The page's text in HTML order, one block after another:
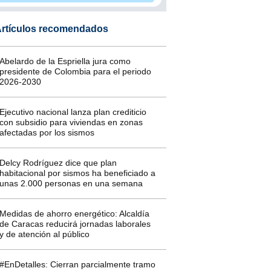
recomendados
de la Espriella jura como
de Colombia para el periodo
2030
nacional lanza plan crediticio
subsidio para viviendas en zonas
por los sismos
Rodríguez dice que plan
por sismos ha beneficiado a
2.000 personas en una semana
de ahorro energético: Alcaldía
Caracas reducirá jornadas laborales
de atención al público
Cierran parcialmente tramo